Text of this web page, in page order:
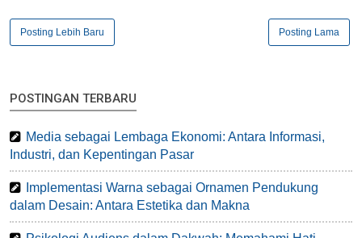
Posting Lebih Baru Posting Lama
POSTINGAN TERBARU
Media sebagai Lembaga Ekonomi: Antara Informasi,
Industri, dan Kepentingan Pasar
Implementasi Warna sebagai Ornamen Pendukung
dalam Desain: Antara Estetika dan Makna